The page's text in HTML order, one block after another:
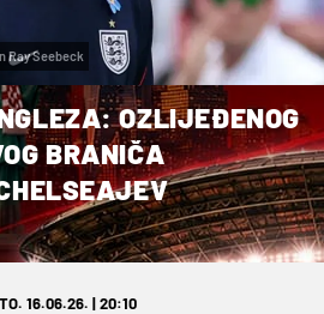
Ray Seebeck
OZLIJEĐENOG
BRANIČA
16.06.26. | 20:10